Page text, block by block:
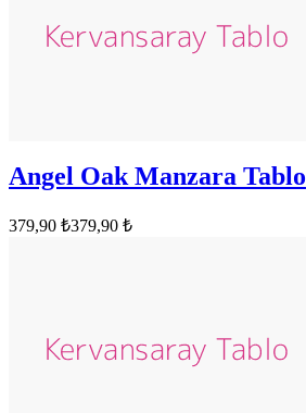
Angel Oak Manzara Tablo
379,90 ₺379,90 ₺